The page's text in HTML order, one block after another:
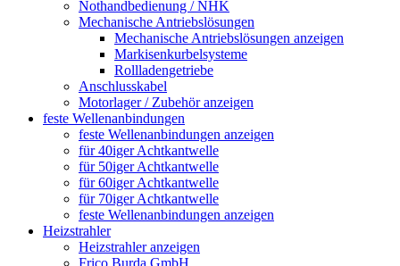
Nothandbedienung / NHK
Mechanische Antriebslösungen
Mechanische Antriebslösungen anzeigen
Markisenkurbelsysteme
Rollladengetriebe
Anschlusskabel
Motorlager / Zubehör anzeigen
feste Wellenanbindungen
feste Wellenanbindungen anzeigen
für 40iger Achtkantwelle
für 50iger Achtkantwelle
für 60iger Achtkantwelle
für 70iger Achtkantwelle
feste Wellenanbindungen anzeigen
Heizstrahler
Heizstrahler anzeigen
Frico Burda GmbH